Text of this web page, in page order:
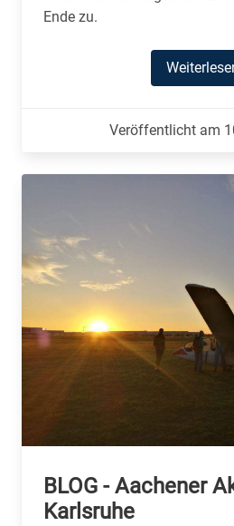
Ende zu.
Veröffentlicht am
BLOG - Aachener
Karlsruhe